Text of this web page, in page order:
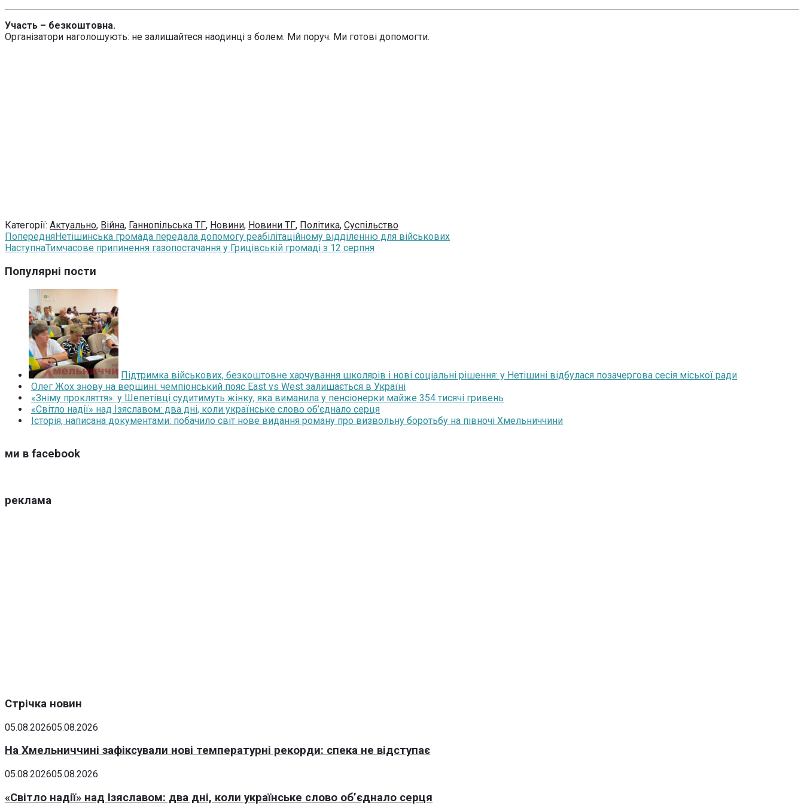
Участь – безкоштовна.
Організатори наголошують: не залишайтеся наодинці з болем. Ми поруч. Ми готові допомогти.
Категорії: Актуально, Війна, Ганнопільська ТГ, Новини, Новини ТГ, Політика, Суспільство
ПопередняНетішинська громада передала допомогу реабілітаційному відділенню для військових
НаступнаТимчасове припинення газопостачання у Грицівській громаді з 12 серпня
Популярні пости
Підтримка військових, безкоштовне харчування школярів і нові соціальні рішення: у Нетішині відбулася позачергова сесія міської ради
Олег Жох знову на вершині: чемпіонський пояс East vs West залишається в Україні
«Зніму прокляття»: у Шепетівці судитимуть жінку, яка виманила у пенсіонерки майже 354 тисячі гривень
«Світло надії» над Ізяславом: два дні, коли українське слово об’єднало серця
Історія, написана документами: побачило світ нове видання роману про визвольну боротьбу на півночі Хмельниччини
ми в facebook
реклама
Стрічка новин
05.08.202605.08.2026
На Хмельниччині зафіксували нові температурні рекорди: спека не відступає
05.08.202605.08.2026
«Світло надії» над Ізяславом: два дні, коли українське слово об’єднало серця